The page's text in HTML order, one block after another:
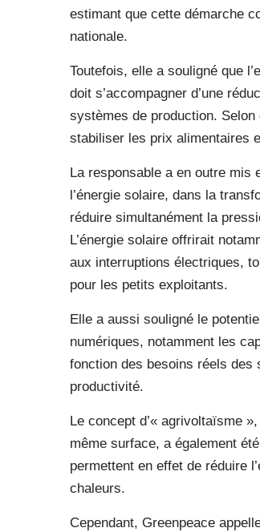
estimant que cette démarche
nationale.
Toutefois, elle a souligné que
doit s’accompagner d’une
systèmes de production. Selon
stabiliser les prix alimentaires
La responsable a en outre mis
l’énergie solaire, dans la
réduire simultanément la
L’énergie solaire offrirait
aux interruptions électriques,
pour les petits exploitants.
Elle a aussi souligné le
numériques, notamment les
fonction des besoins réels des
productivité.
Le concept d’« agrivoltaïsme
même surface, a également
permettent en effet de réduire
chaleurs.
Cependant, Greenpeace